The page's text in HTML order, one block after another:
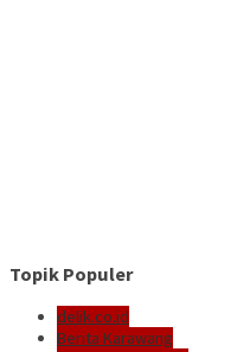
Topik Populer
delik.co.id
Berita Karawang